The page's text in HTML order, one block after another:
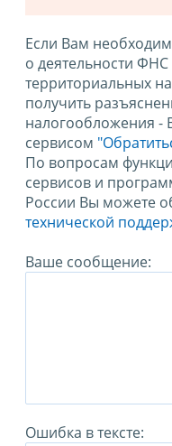
Если Вам
о деятельности
территориальных
получить
налогообложения -
сервисом
По вопросам
сервисов и
России Вы можете
технической
Ваше сообщение:
Ошибка в тексте: